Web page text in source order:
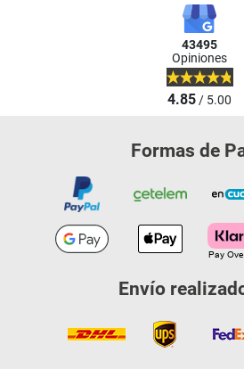
43495
Opiniones
4.85/ 5.00
Formas de
Envío